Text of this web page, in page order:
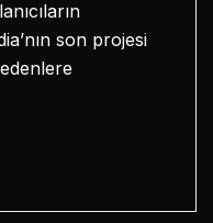
son projesi